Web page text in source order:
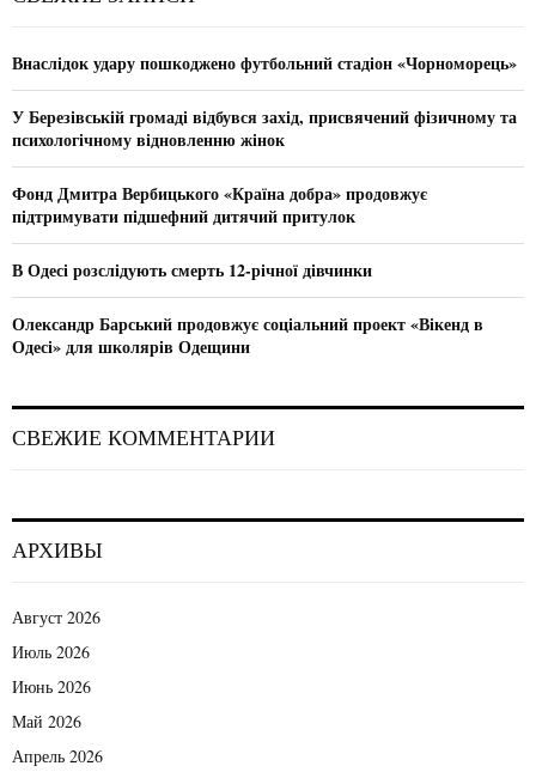
h
o
:
C
Внаслідок удару пошкоджено футбольний стадіон «Чорноморець»
У Березівській громаді відбувся захід, присвячений фізичному та
психологічному відновленню жінок
Фонд Дмитра Вербицького «Країна добра» продовжує
підтримувати підшефний дитячий притулок
В Одесі розслідують смерть 12-річної дівчинки
Олександр Барський продовжує соціальний проект «Вікенд в
Одесі» для школярів Одещини
СВЕЖИЕ КОММЕНТАРИИ
АРХИВЫ
Август 2026
Июль 2026
Июнь 2026
Май 2026
Апрель 2026